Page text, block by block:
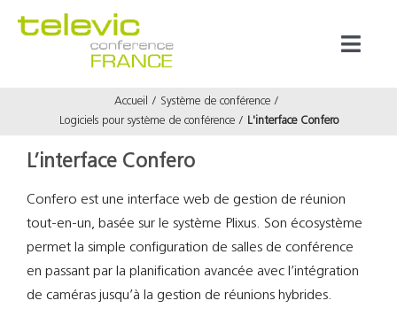
Accueil
Système de conférence
Logiciels pour système de conférence
L'interface Confero
L’interface Confero
Confero est une interface web de gestion de réunion
tout-en-un, basée sur le système Plixus. Son écosystème
permet la simple configuration de salles de conférence
en passant par la planification avancée avec l’intégration
de caméras jusqu’à la gestion de réunions hybrides.